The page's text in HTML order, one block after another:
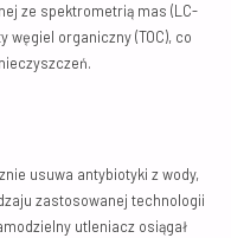
ze spektrometrią mas (LC-
węgiel organiczny (TOC), co
usuwa antybiotyki z wody,
zastosowanej technologii
utleniacz osiągał